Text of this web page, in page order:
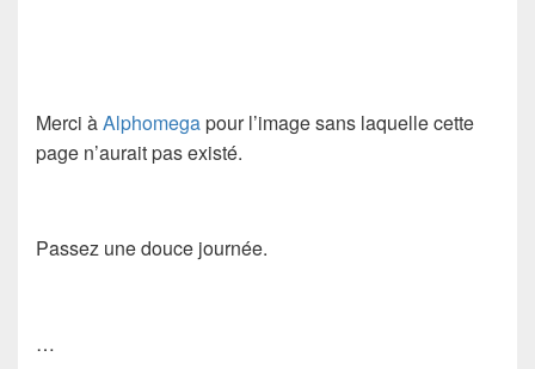
Merci àAlphomegapour l’image sans laquelle cette
page n’aurait pas existé.
Passez une douce journée.
…